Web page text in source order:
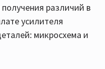
различий в
усилителя
микросхема и